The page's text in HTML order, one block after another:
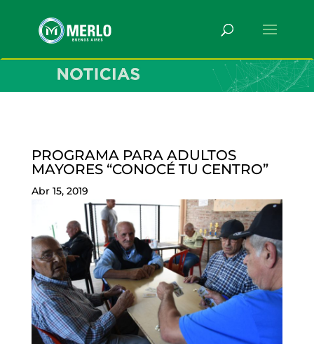
PROGRAMA PARA ADULTOS
MAYORES “CONOCÉ TU CENTRO”
Abr 15, 2019